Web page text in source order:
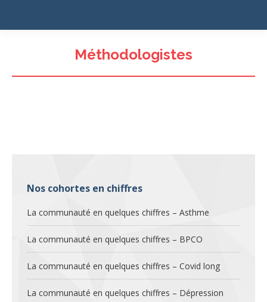
Méthodologistes
Nos cohortes en chiffres
La communauté en quelques chiffres – Asthme
La communauté en quelques chiffres – BPCO
La communauté en quelques chiffres – Covid long
La communauté en quelques chiffres – Dépression